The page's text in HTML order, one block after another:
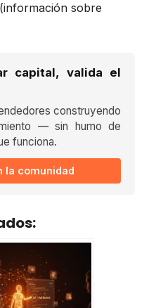
(información sobre
capital, valida el
construyendo
— sin humo de
funciona.
la comunidad